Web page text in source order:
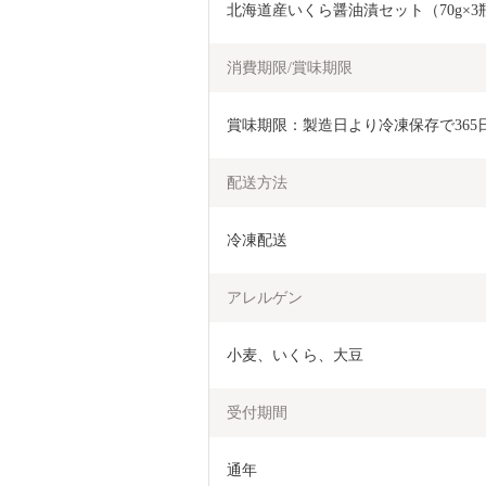
北海道産いくら醤油漬セット（70g×3
消費期限/賞味期限
賞味期限：製造日より冷凍保存で365
配送方法
冷凍配送
アレルゲン
小麦、いくら、大豆
受付期間
通年